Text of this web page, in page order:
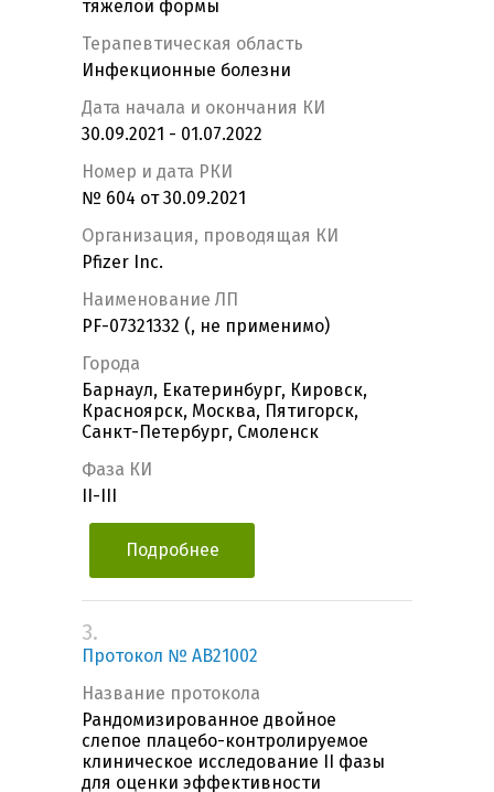
тяжелой формы
Терапевтическая область
Инфекционные болезни
Дата начала и окончания КИ
30.09.2021 - 01.07.2022
Номер и дата РКИ
№ 604 от 30.09.2021
Организация, проводящая КИ
Pfizer Inc.
Наименование ЛП
PF-07321332 (, не применимо)
Города
Барнаул, Екатеринбург, Кировск,
Красноярск, Москва, Пятигорск,
Санкт-Петербург, Смоленск
Фаза КИ
II-III
Подробнее
3.
Протокол № AB21002
Название протокола
Рандомизированное двойное
слепое плацебо-контролируемое
клиническое исследование II фазы
для оценки эффективности